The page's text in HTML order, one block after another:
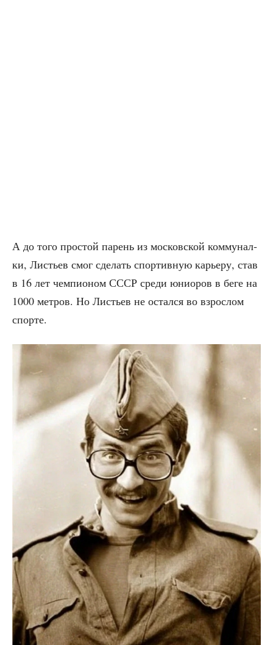
А до того про­стой парень из мос­ков­ской ком­му­нал­
ки, Листьев смог сде­лать спор­тив­ную карье­ру, став
в 16 лет чем­пи­о­ном СССР сре­ди юни­о­ров в беге на
1000 мет­ров. Но Листьев не остал­ся во взрос­лом
спорте.